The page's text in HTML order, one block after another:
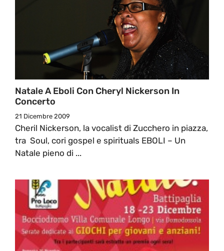
Natale A Eboli Con Cheryl Nickerson In
Concerto
21 Dicembre 2009
Cheril Nickerson, la vocalist di Zucchero in piazza,
tra Soul, cori gospel e spirituals EBOLI – Un
Natale pieno di ...